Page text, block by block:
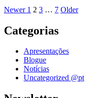
Posts
pagination
Newer Newer
Page
1 Page
2 Page
3 … Page
7 OlderOlder
Categorias
Apresentações
Blogue
Notícias
Uncategorized @pt